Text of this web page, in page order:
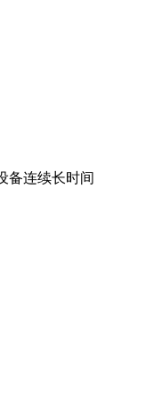
备连续长时间